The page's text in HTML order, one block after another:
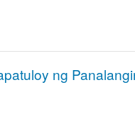
ng